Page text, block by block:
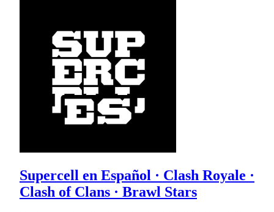
Supercell en Español · Clash Royale ·
Clash of Clans · Brawl Stars